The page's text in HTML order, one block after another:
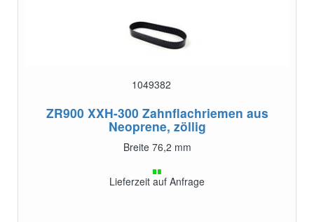
1049382
ZR900 XXH-300 Zahnflachriemen aus
Neoprene, zöllig
Breite 76,2 mm
Lieferzeit auf Anfrage